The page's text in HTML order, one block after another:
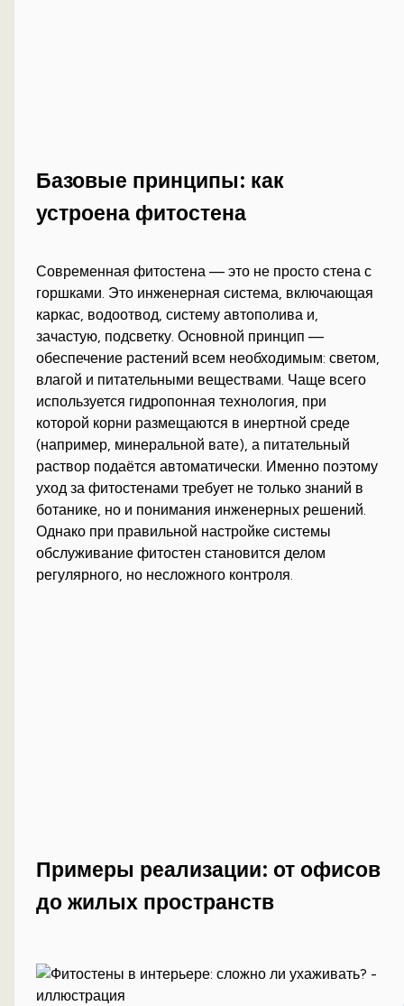
Базовые принципы: как
устроена фитостена
Современная фитостена — это не просто стена с
горшками. Это инженерная система, включающая
каркас, водоотвод, систему автополива и,
зачастую, подсветку. Основной принцип —
обеспечение растений всем необходимым: светом,
влагой и питательными веществами. Чаще всего
используется гидропонная технология, при
которой корни размещаются в инертной среде
(например, минеральной вате), а питательный
раствор подаётся автоматически. Именно поэтому
уход за фитостенами требует не только знаний в
ботанике, но и понимания инженерных решений.
Однако при правильной настройке системы
обслуживание фитостен становится делом
регулярного, но несложного контроля.
Примеры реализации: от офисов
до жилых пространств